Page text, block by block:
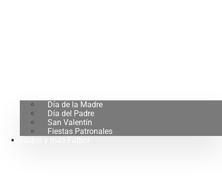
Día de la Madre
Día del Padre
San Valentín
Fiestas Patronales